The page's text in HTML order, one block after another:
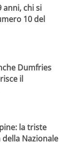
anni, chi si
10 del
Dumfries
il
la triste
Nazionale